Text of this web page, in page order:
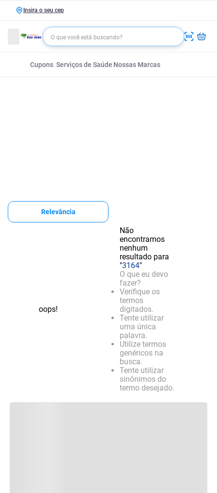
Insira o seu cep
Cupons Serviços de Saúde Nossas Marcas
Relevância
oops!
Não
encontramos
nenhum
resultado para
"3164"
O que eu devo
fazer?
Verifique os
termos
digitados.
Tente utilizar
uma única
palavra.
Utilize termos
genéricos na
busca.
Tente utilizar
sinônimos do
termo desejado.